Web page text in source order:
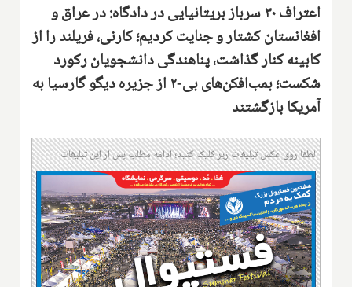
اعتراف ۳۰ سرباز بریتانیایی در دادگاه: در عراق و
افغانستان کشتار و جنایت کردیم؛ کارنی، فریلند را از
کابینه کنار گذاشت، پناهندگی دانشجویان رکورد
شکست؛ بمب‌افکن‌های بی-۲ از جزیره دیگو گارسیا به
آمریکا بازگشتند
لطفا روی عکس تبلیغات زیر کلیک کنید؛ ادامه مطلب پس از این تبلیغات